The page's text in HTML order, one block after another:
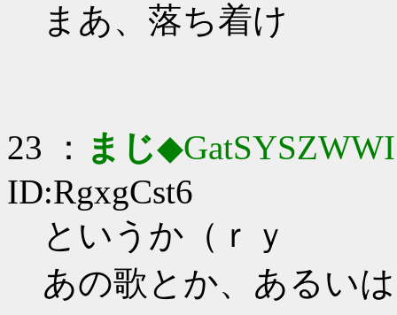
まあ、落ち着け
23 ： まじ◆GatSYSZWWI
ID:RgxgCst6
というか（ｒｙ
あの歌とか、あるい